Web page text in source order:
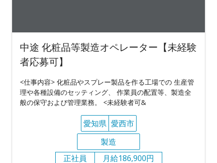
中途 化粧品等製造オペレーター【未経験
者応募可】
<仕事内容> 化粧品やスプレー製品を作る工場での 生産管
理や各種設備のセッティング、 作業員の配置等、製造全
般の保守および管理業務。 <未経験者可&
愛知県 愛西市
製造
正社員
月給186,900円